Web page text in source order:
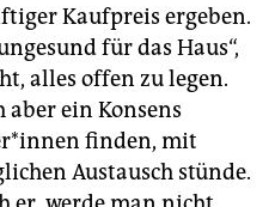
Kaufpreis ergeben.
für das Haus“,
alles offen zu legen.
aber ein Konsens
finden, mit
Austausch stünde.